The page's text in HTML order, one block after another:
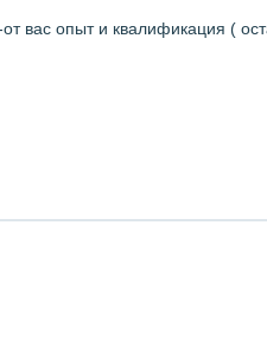
вас опыт и квалификация (